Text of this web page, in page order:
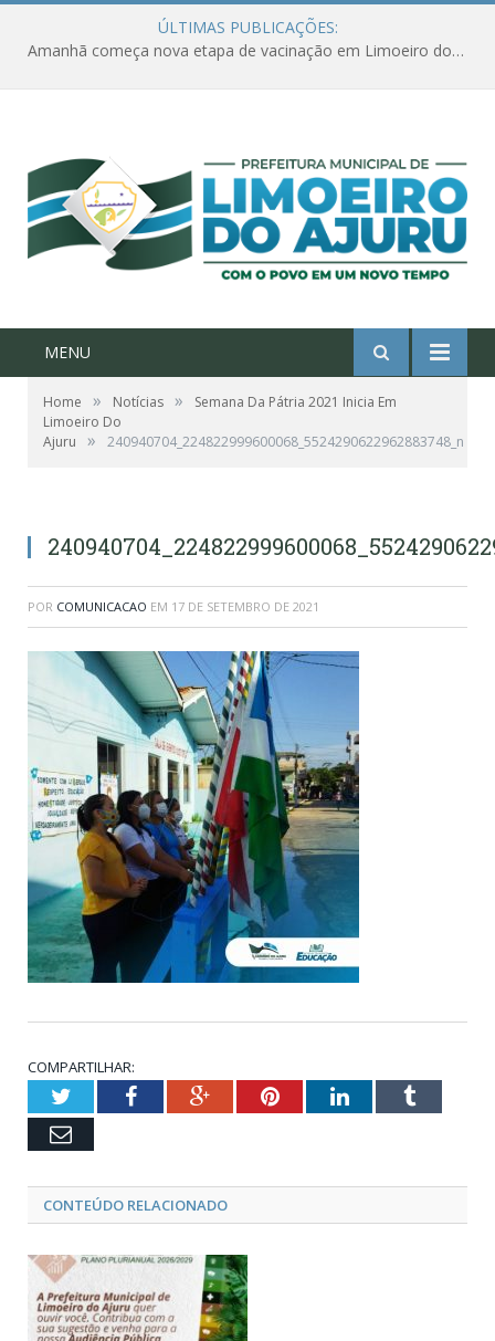
ÚLTIMAS PUBLICAÇÕES:
Amanhã começa nova etapa de vacinação em Limoeiro do Ajuru para idosos com 65 ou mais
MENU
Home » Notícias »
Semana Da Pátria 2021 Inicia Em
Limoeiro Do
Ajuru
» 240940704_224822999600068_5524290622962883748_n
POR COMUNICACAO EM 17 DE SETEMBRO DE 2021
COMPARTILHAR:
TwitterFacebookGoogle+PinterestLinkedInTumblr
Email
CONTEÚDO RELACIONADO